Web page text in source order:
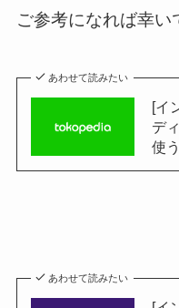
ご参考になれば幸い
あわせて読みたい
[イ
デ
使
あわせて読みたい